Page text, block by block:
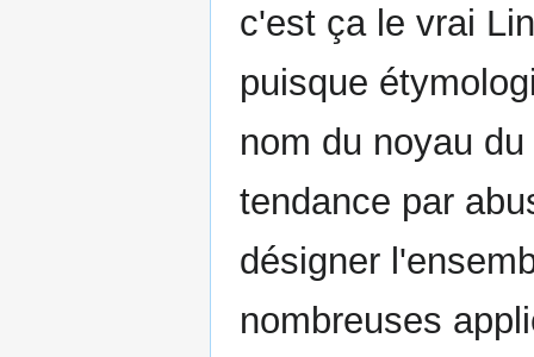
c'est ça le vrai
puisque
nom du noyau
tendance par
désigner
nombreuses